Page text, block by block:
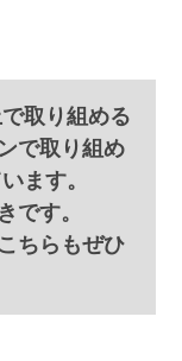
取り組める
で取り組め
ます。
です。
ちらもぜひ